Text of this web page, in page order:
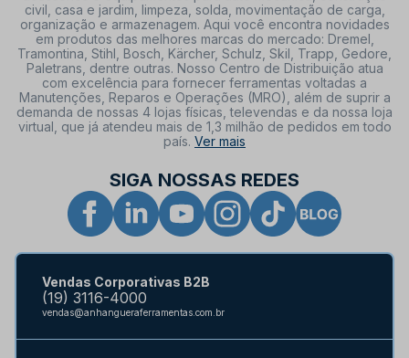
civil, casa e jardim, limpeza, solda, movimentação de carga,
organização e armazenagem. Aqui você encontra novidades
em produtos das melhores marcas do mercado: Dremel,
Tramontina, Stihl, Bosch, Kärcher, Schulz, Skil, Trapp, Gedore,
Paletrans, dentre outras. Nosso Centro de Distribuição atua
com excelência para fornecer ferramentas voltadas a
Manutenções, Reparos e Operações (MRO), além de suprir a
demanda de nossas 4 lojas físicas, televendas e da nossa loja
virtual, que já atendeu mais de 1,3 milhão de pedidos em todo
país. Ver mais
SIGA NOSSAS REDES
Vendas Corporativas B2B
(19) 3116-4000
vendas@anhangueraferramentas.com.br